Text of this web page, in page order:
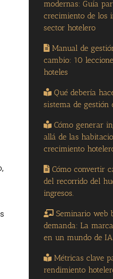
modernas: Guía
crecimiento de los
sector hotelero
Manual de
cambio: 10
hoteles
Qué debería
sistema de gestión
Cómo generar
allá de las
crecimiento
Cómo convertir
del recorrido del
ingresos.
Seminario web
demanda: La
en un mundo de IA
Métricas clave
rendimiento